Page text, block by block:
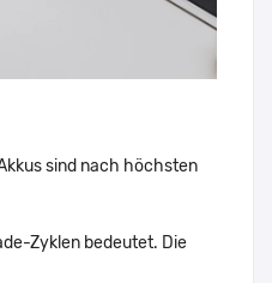
sind nach höchsten
Zyklen bedeutet. Die